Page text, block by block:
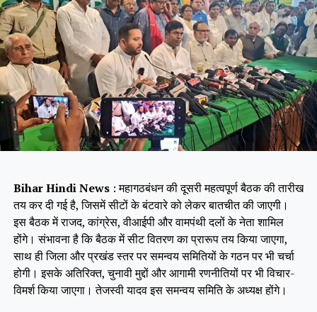
Bihar Hindi News: महागठबंधन की दूसरी महत्वपूर्ण बैठक की तारीख
तय कर दी गई है, जिसमें सीटों के बंटवारे को लेकर बातचीत की जाएगी।
इस बैठक में राजद, कांग्रेस, वीआईपी और वामपंथी दलों के नेता शामिल
होंगे। संभावना है कि बैठक में सीट वितरण का प्रारूप तय किया जाएगा,
साथ ही जिला और प्रखंड स्तर पर समन्वय समितियों के गठन पर भी चर्चा
होगी। इसके अतिरिक्त, चुनावी मुद्दों और आगामी रणनीतियों पर भी विचार-
विमर्श किया जाएगा। तेजस्वी यादव इस समन्वय समिति के अध्यक्ष होंगे।